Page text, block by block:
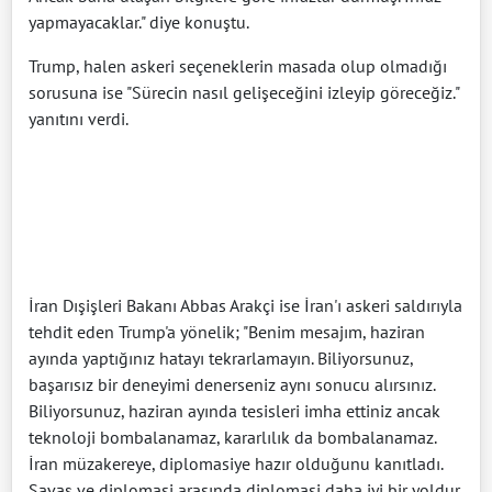
yapmayacaklar." diye konuştu.
Trump, halen askeri seçeneklerin masada olup olmadığı
sorusuna ise "Sürecin nasıl gelişeceğini izleyip göreceğiz."
yanıtını verdi.
İran Dışişleri Bakanı Abbas Arakçi ise İran'ı askeri saldırıyla
tehdit eden Trump'a yönelik; "Benim mesajım, haziran
ayında yaptığınız hatayı tekrarlamayın. Biliyorsunuz,
başarısız bir deneyimi denerseniz aynı sonucu alırsınız.
Biliyorsunuz, haziran ayında tesisleri imha ettiniz ancak
teknoloji bombalanamaz, kararlılık da bombalanamaz.
İran müzakereye, diplomasiye hazır olduğunu kanıtladı.